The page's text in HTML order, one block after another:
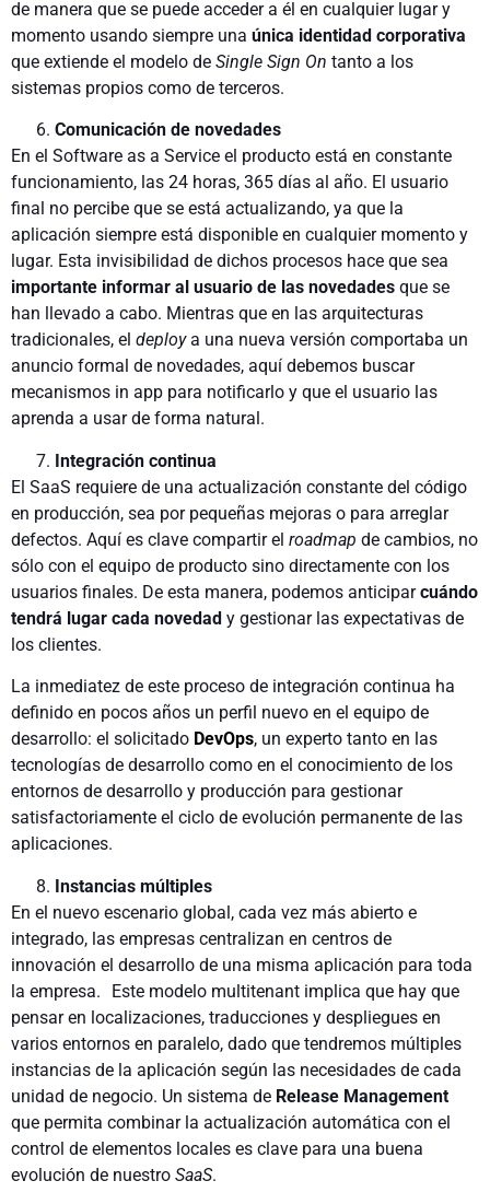
de manera que se puede acceder a él en cualquier lugar y
mo­mento usando siempre una única identidad corporativa
que extiende el modelo de Single Sign On tanto a los
sistemas pro­pios como de terceros.
Comunicación de novedades
En el Software as a Service el producto está en constante
funcio­namiento, las 24 horas, 365 días al año. El usuario
final no per­cibe que se está actualizando, ya que la
aplicación siempre está disponible en cualquier momento y
lugar. Esta invisibilidad de dichos procesos hace que sea
importante informar al usuario de las novedades que se
han llevado a cabo. Mientras que en las arquitecturas
tradicionales, el deploya una nueva versión comportaba un
anuncio formal de novedades, aquí debemos buscar
mecanismos in­ app para notificarlo y que el usuario las
aprenda a usar de forma natural.
Integración continua
El SaaS requiere de una actualización constante del código
en producción, sea por pequeñas mejoras o para arreglar
defectos. Aquí es clave compartir el roadmap de cambios, no
sólo con el equipo de producto sino directamente con los
usuarios finales. De esta manera, podemos anticiparcuándo
tendrá lugar cada novedad y gestionar las expectativas de
los clientes.
La inmediatez de este proceso de integración continua ha
defi­nido en pocos años un perfil nuevo en el equipo de
desarrollo: el solicitado DevOps, un experto tanto en las
tecnologías de de­sarrollo como en el conocimiento de los
entornos de desarrollo y producción para gestionar
satisfactoriamente el ciclo de evo­lución permanente de las
aplicaciones.
Instancias múltiples
En el nuevo escenario global, cada vez más abierto e
integrado, las empresas centralizan en centros de
innovación el desarrollo de una misma aplicación para toda
la empresa. Este modelo multi­tenant implica que hay que
pensar en loca­lizaciones, traducciones y despliegues en
varios entornos en paralelo, dado que tendremos múltiples
instancias de la apli­cación según las necesidades de cada
unidad de negocio. Un sistema de Release Management
que permita combinar la ac­tualización automática con el
control de elementos locales es clave para una buena
evolución de nuestro SaaS.